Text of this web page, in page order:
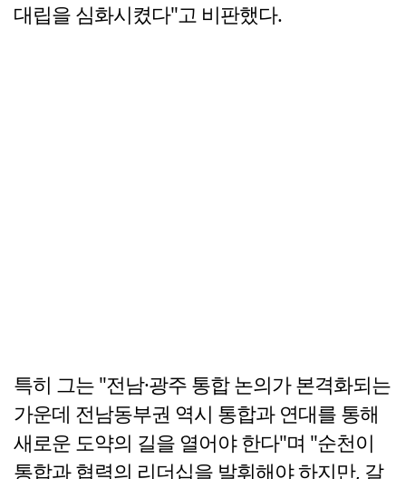
대립을 심화시켰다"고 비판했다.
특히 그는 "전남·광주 통합 논의가 본격화되는
가운데 전남동부권 역시 통합과 연대를 통해
새로운 도약의 길을 열어야 한다"며 "순천이
통합과 협력의 리더십을 발휘해야 하지만, 갈